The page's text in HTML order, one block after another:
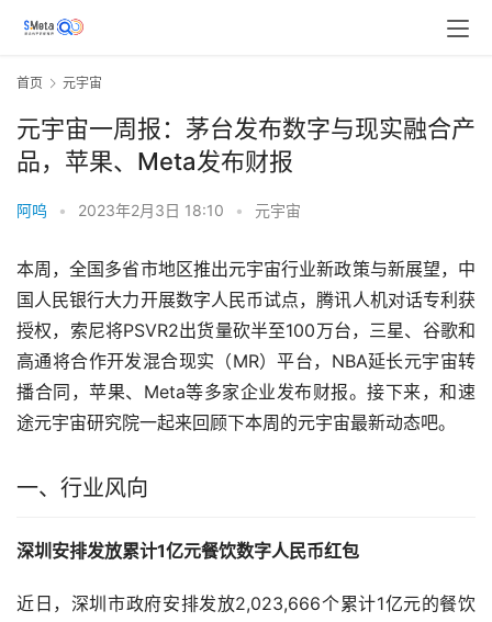
首页 元宇宙
元宇宙一周报：茅台发布数字与现实融合产
品，苹果、Meta发布财报
阿呜 • 2023年2月3日 18:10 • 元宇宙
本周，全国多省市地区推出元宇宙行业新政策与新展望，中
国人民银行大力开展数字人民币试点，腾讯人机对话专利获
授权，索尼将PSVR2出货量砍半至100万台，三星、谷歌和
高通将合作开发混合现实（MR）平台，NBA延长元宇宙转
播合同，苹果、Meta等多家企业发布财报。接下来，和速
途元宇宙研究院一起来回顾下本周的元宇宙最新动态吧。
一、行业风向
深圳安排发放累计1亿元餐饮数字人民币红包
近日，深圳市政府安排发放2,023,666个累计1亿元的餐饮